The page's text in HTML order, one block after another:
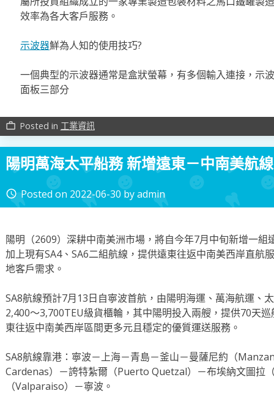
效率為各大客戶服務。
示波器鮮為人知的使用技巧?
一個典型的示波器通常是盒狀螢幕，有多個輸入連接，示
面板三部分
work_outline Posted in 工業資訊
陽明萬海太平船務 新增遠東－中南美航線
access_time Posted on 2022-06-30 byadmin
陽明（2609）深耕中南美洲市場，將自今年7月中旬新增一組
加上現有SA4、SA6二組航線，提供遠東往返中南美西岸直航
地客戶需求。
SA8航線預計7月13日自寧波首航，由陽明海運、萬海航運、
2,400～3,700TEU級貨櫃輪，其中陽明投入兩艘，提供70天
東往返中南美西岸區間更多元且穩定的優質運送服務。
SA8航線靠港：寧波－上海－青島－釜山－曼薩尼約（
Cardenas）－誇特紮爾（Puerto Quetzal）－布埃納文圖拉
（Valparaiso）－寧波。